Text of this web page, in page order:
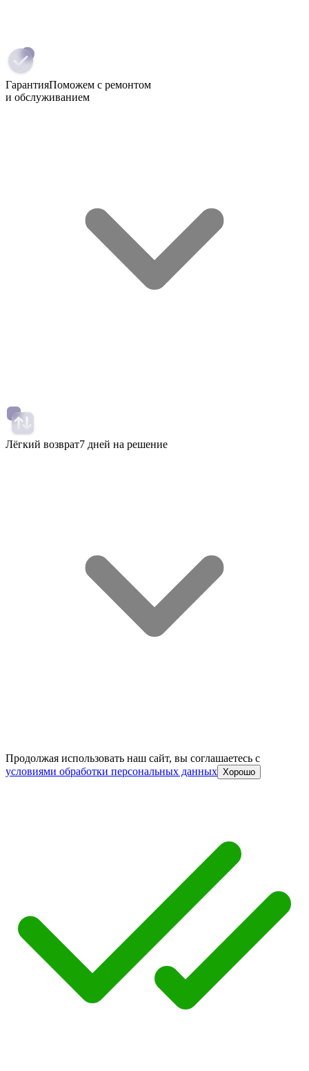
ГарантияПоможем с ремонтом
и обслуживанием
Лёгкий возврат7 дней на решение
Продолжая использовать наш сайт, вы соглашаетесь c
условиями обработки персональных данных Хорошо